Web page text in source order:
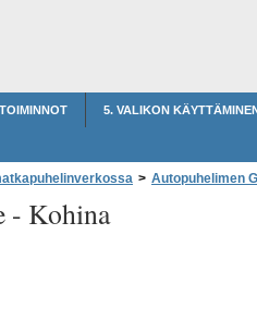
5. VALIKON
> Autopuhelimen
- Kohina